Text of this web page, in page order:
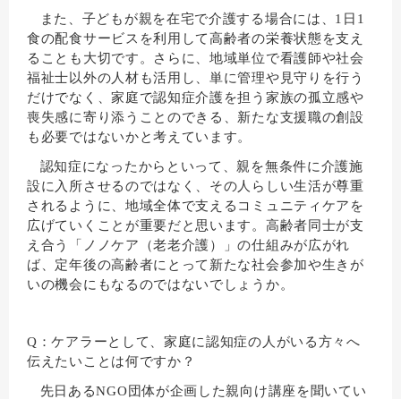
また、子どもが親を在宅で介護する場合には、1日1
食の配食サービスを利用して高齢者の栄養状態を支え
ることも大切です。さらに、地域単位で看護師や社会
福祉士以外の人材も活用し、単に管理や見守りを行う
だけでなく、家庭で認知症介護を担う家族の孤立感や
喪失感に寄り添うことのできる、新たな支援職の創設
も必要ではないかと考えています。
認知症になったからといって、親を無条件に介護施
設に入所させるのではなく、その人らしい生活が尊重
されるように、地域全体で支えるコミュニティケアを
広げていくことが重要だと思います。高齢者同士が支
え合う「ノノケア（老老介護）」の仕組みが広がれ
ば、定年後の高齢者にとって新たな社会参加や生きが
いの機会にもなるのではないでしょうか。
Q：ケアラーとして、家庭に認知症の人がいる方々へ
伝えたいことは何ですか？
先日あるNGO団体が企画した親向け講座を聞いてい